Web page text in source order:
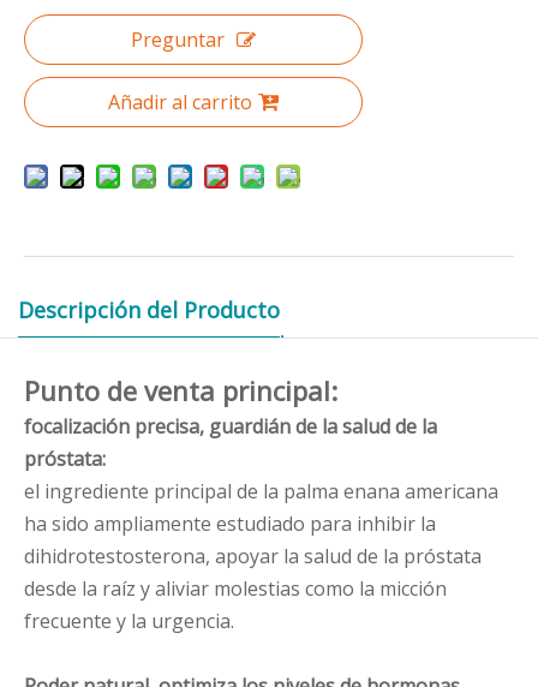
Preguntar
Añadir al carrito
Descripción del Producto
Punto de venta principal:
focalización precisa, guardián de la salud de la
próstata:
el ingrediente principal de la palma enana americana
ha sido ampliamente estudiado para inhibir la
dihidrotestosterona, apoyar la salud de la próstata
desde la raíz y aliviar molestias como la micción
frecuente y la urgencia.